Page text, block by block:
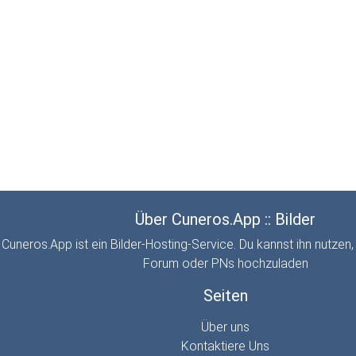
Über Cuneros.App :: Bilder
Cuneros.App ist ein Bilder-Hosting-Service. Du kannst ihn
Forum oder PNs hochzuladen
Seiten
Über uns
Kontaktiere Uns